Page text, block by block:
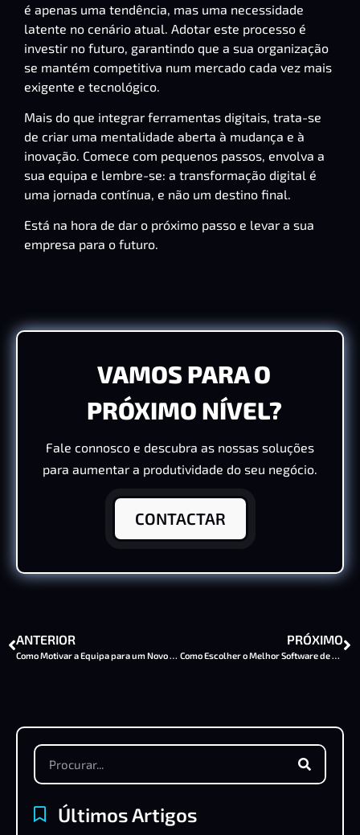
é apenas uma tendência, mas uma necessidade
latente no cenário atual. Adotar este processo é
investir no futuro, garantindo que a sua organização
se mantém competitiva num mercado cada vez mais
exigente e tecnológico.
Mais do que integrar ferramentas digitais, trata-se
de criar uma mentalidade aberta à mudança e à
inovação. Comece com pequenos passos, envolva a
sua equipa e lembre-se: a transformação digital é
uma jornada contínua, e não um destino final.
Está na hora de dar o próximo passo e levar a sua
empresa para o futuro.
VAMOS PARA O
PRÓXIMO NÍVEL?
Fale connosco e descubra as nossas soluções
para aumentar a produtividade do seu negócio.
CONTACTAR
ANTERIOR
Como Motivar a Equipa para um Novo Ano Repleto de Desafios
PRÓXIMO
Como Escolher o Melhor Software de Gestão para o Seu Negócio
Últimos Artigos